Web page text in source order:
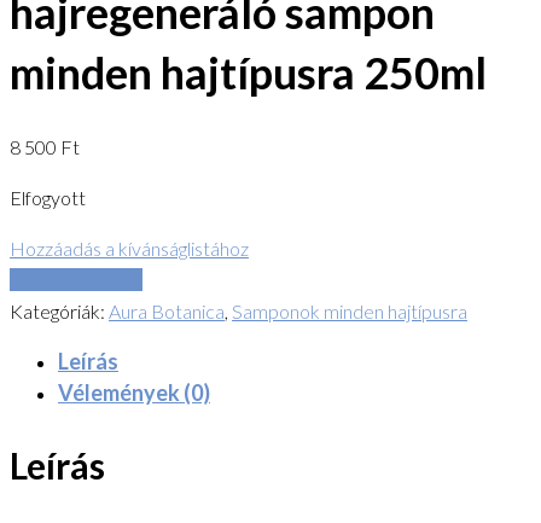
hajregeneráló sampon
minden hajtípusra 250ml
8 500 Ft
Elfogyott
Hozzáadás a kívánságlistához
Kategóriák: Aura Botanica, Samponok minden hajtípusra
Leírás
Vélemények (0)
Leírás